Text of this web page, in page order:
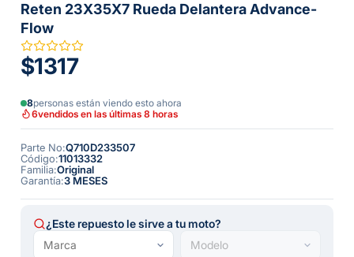
Reten 23X35X7 Rueda Delantera Advance-
Flow
$1317
8personas están viendo esto ahora
6vendidos en las últimas 8 horas
Parte No:Q710D233507
Código:11013332
Familia:Original
Garantía:3 MESES
¿Este repuesto le sirve a tu moto?